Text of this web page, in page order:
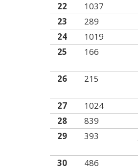
22
1037
23
289
24
1019
25
166
26 215
27 1024
28
839
29
393
30 486